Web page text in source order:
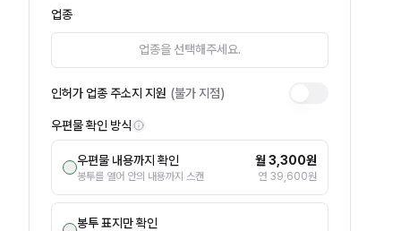
업종
업종을 선택해주세요.
인허가 업종 주소지 지원 (불가 지점)
우편물 확인 방식
우편물 내용까지 확인
봉투를 열어 안의 내용까지 스캔
월 3,300원
연 39,600원
봉투 표지만 확인